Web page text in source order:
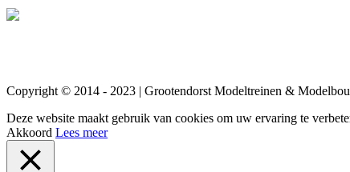
Copyright © 2014 - 2023 | Grootendorst Modeltreinen &
Deze website maakt gebruik van cookies om uw ervaring te
Akkoord Lees meer